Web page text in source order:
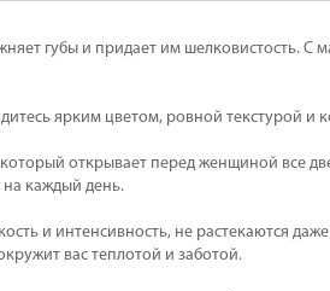
губы и придает им шелковистость. С
ярким цветом, ровной текстурой и
открывает перед женщиной все
на каждый день.
и интенсивность, не растекаются
вас теплотой и заботой.